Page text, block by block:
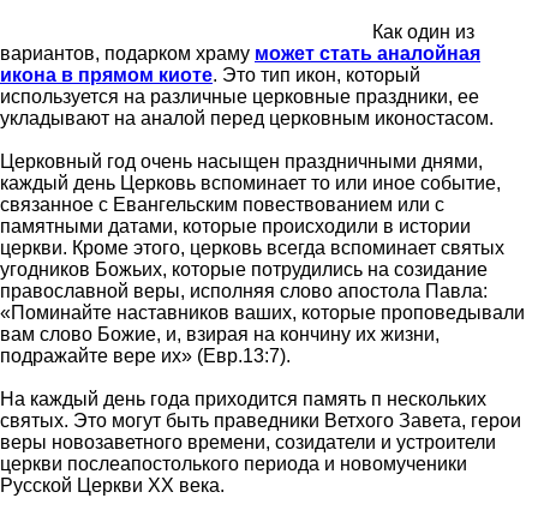
Как один из
вариантов, подарком храму может стать аналойная
икона в прямом киоте. Это тип икон, который
используется на различные церковные праздники, ее
укладывают на аналой перед церковным иконостасом.
Церковный год очень насыщен праздничными днями,
каждый день Церковь вспоминает то или иное событие,
связанное с Евангельским повествованием или с
памятными датами, которые происходили в истории
церкви. Кроме этого, церковь всегда вспоминает святых
угодников Божьих, которые потрудились на созидание
православной веры, исполняя слово апостола Павла:
«Поминайте наставников ваших, которые проповедывали
вам слово Божие, и, взирая на кончину их жизни,
подражайте вере их» (Евр.13:7).
На каждый день года приходится память п нескольких
святых. Это могут быть праведники Ветхого Завета, герои
веры новозаветного времени, созидатели и устроители
церкви послеапостолького периода и новомученики
Русской Церкви XX века.